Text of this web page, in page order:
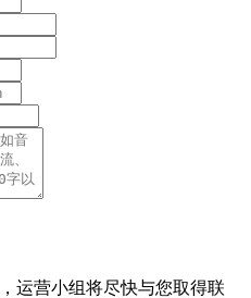
运营小组将尽快与您取得联